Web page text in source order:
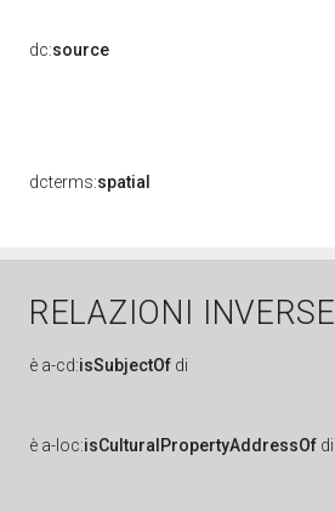
dc:source
dcterms:spatial
RELAZIONI INVERSE
è a-cd:isSubjectOf di
è a-loc:isCulturalPropertyAddressOf di